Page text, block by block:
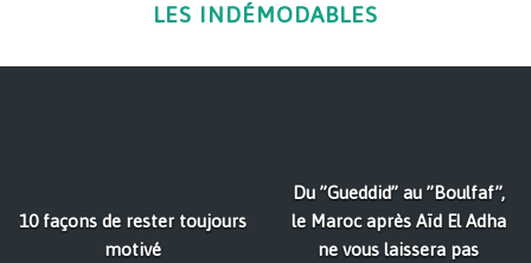
LES INDÉMODABLES
10 façons de rester toujours
motivé
Du ”Gueddid” au ”Boulfaf”,
le Maroc après Aïd El Adha
ne vous laissera pas